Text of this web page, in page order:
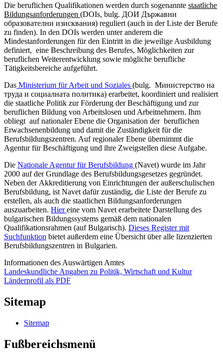
Die beruflichen Qualifikationen werden durch sogenannte staatliche
Bildungsanforderungen (DOIs, bulg. ДОИ Държавни
образователни изисквания) reguliert (auch in der Liste der Berufe
zu finden). In den DOIs werden unter anderem die
Mindestanforderungen für den Eintritt in die jeweilige Ausbildung
definiert, eine Beschreibung des Berufes, Möglichkeiten zur
beruflichen Weiterentwicklung sowie mögliche berufliche
Tätigkeitsbereiche aufgeführt.
Das Ministerium für Arbeit und Soziales (bulg. Министерство на
труда и социалната политика) erarbeitet, koordiniert und realisiert
die staatliche Politik zur Förderung der Beschäftigung und zur
beruflichen Bildung von Arbeitslosen und Arbeitnehmern. Ihm
obliegt auf nationaler Ebene die Organisation der beruflichen
Erwachsenenbildung und damit die Zuständigkeit für die
Berufsbildungszentren. Auf regionaler Ebene übernimmt die
Agentur für Beschäftigung und ihre Zweigstellen diese Aufgabe.
Die Nationale Agentur für Berufsbildung (Navet) wurde im Jahr
2000 auf der Grundlage des Berufsbildungsgesetzes gegründet.
Neben der Akkreditierung von Einrichtungen der außerschulischen
Berufsbildung, ist Navet dafür zuständig, die Liste der Berufe zu
erstellen, als auch die staatlichen Bildungsanforderungen
auszuarbeiten. Hiereine vom Navet erarbeitete Darstellung des
bulgarischen Bildungssystems gemäß dem nationalen
Qualifikationsrahmen (auf Bulgarisch). Dieses Register mit
Suchfunktion bietet außerdem eine Übersicht über alle lizenzierten
Berufsbildungszentren in Bulgarien.
Informationen des Auswärtigen Amtes
Landeskundliche Angaben zu Politik, Wirtschaft und Kultur
Länderprofil als PDF
Sitemap
Sitemap
Fußbereichsmenü